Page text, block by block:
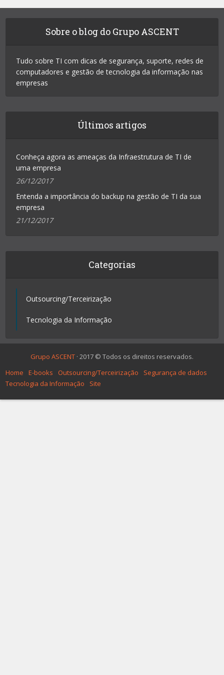
Sobre o blog do Grupo ASCENT
Tudo sobre TI com dicas de segurança, suporte, redes de
computadores e gestão de tecnologia da informação nas
empresas
Últimos artigos
Conheça agora as ameaças da Infraestrutura de TI de
uma empresa
26/12/2017
Entenda a importância do backup na gestão de TI da sua
empresa
21/12/2017
Categorias
Outsourcing/Terceirização
Tecnologia da Informação
Grupo ASCENT · 2017 © Todos os direitos reservados.
Home
E-books Outsourcing/Terceirização
Segurança de dados
Tecnologia da Informação
Site